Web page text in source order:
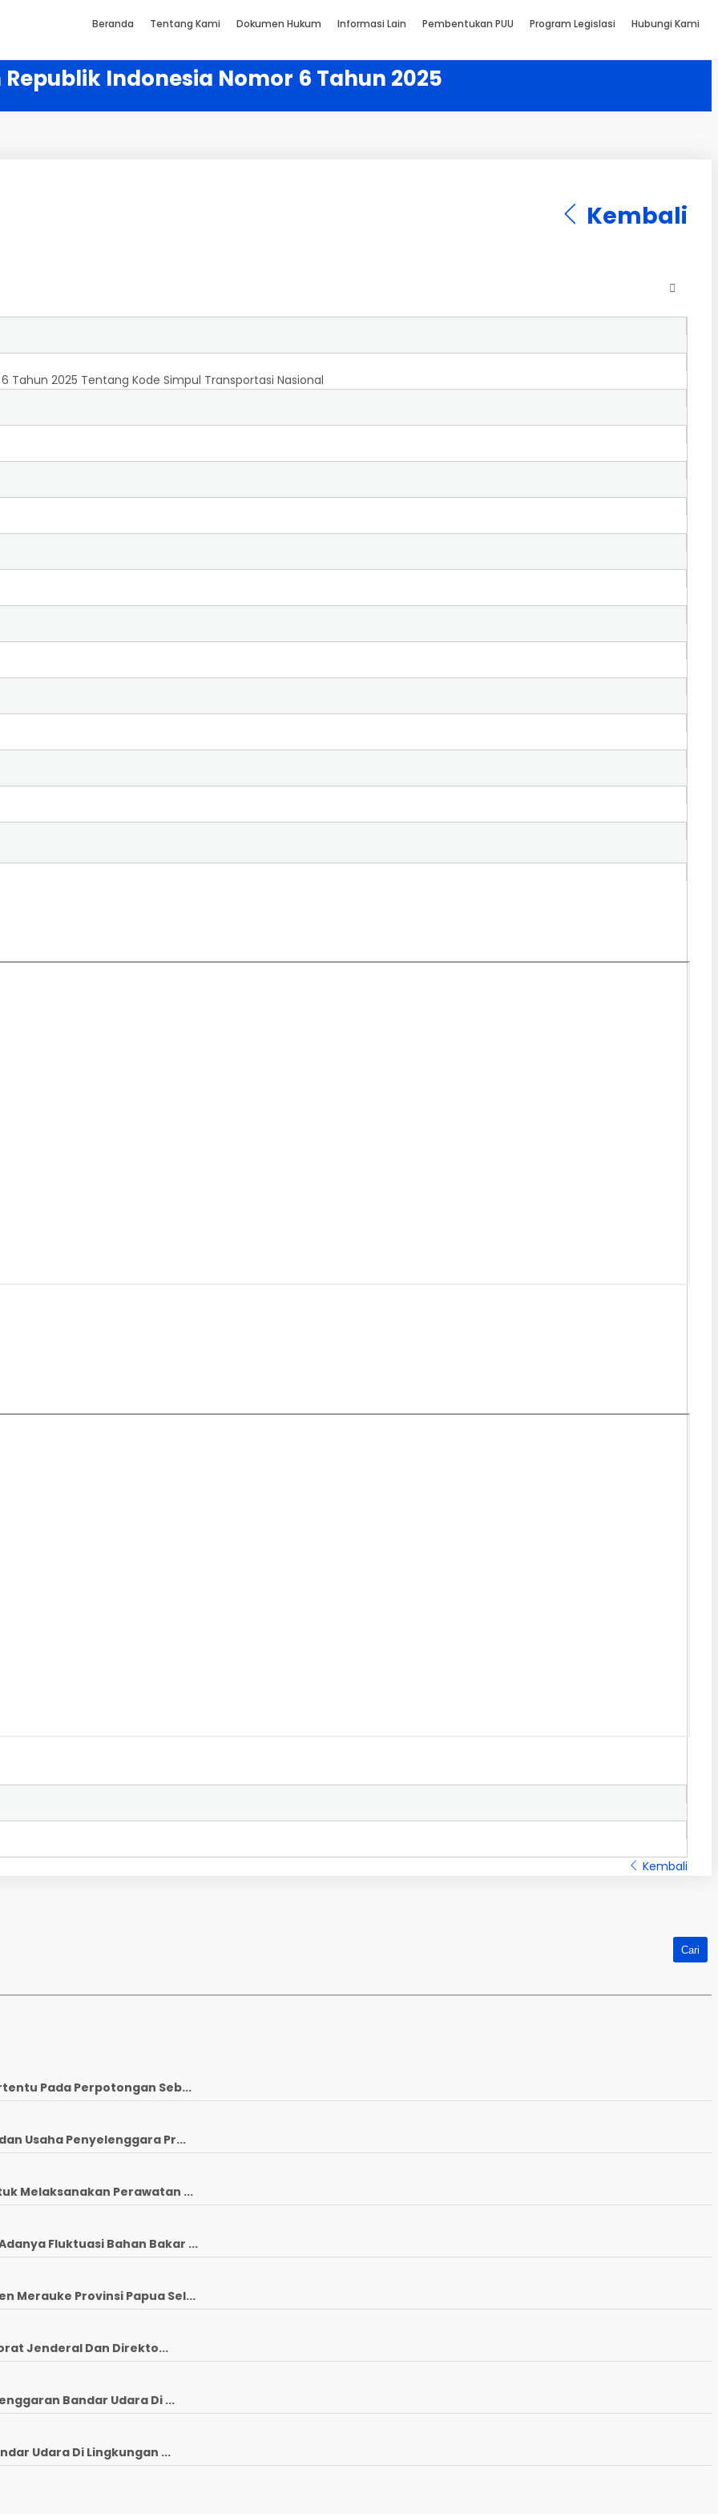
Beranda Tentang Kami Dokumen Hukum Informasi Lain Pembentukan PUU Program Legislasi Hubungi Kami
Indonesia Nomor 6 Tahun 2025
Kembali
Tahun 2025 Tentang Kode Simpul Transportasi Nasional
Kembali
Pada Perpotongan Seb...
Usaha Penyelenggara Pr...
Melaksanakan Perawatan ...
Fluktuasi Bahan Bakar ...
Merauke Provinsi Papua Sel...
Jenderal Dan Direkto...
Bandar Udara Di ...
Udara Di Lingkungan ...